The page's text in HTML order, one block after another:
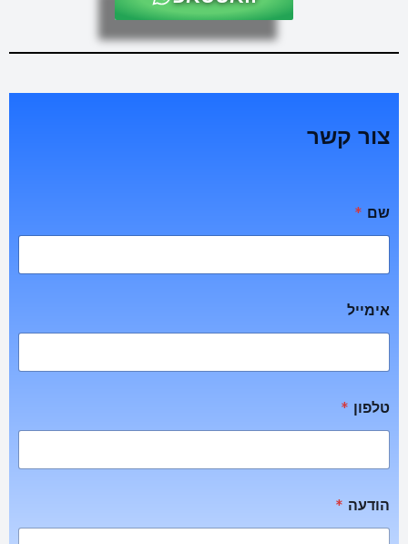
צור קשר
שם *
אימייל
טלפון *
הודעה *